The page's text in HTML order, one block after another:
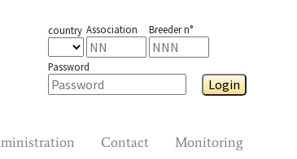
country Association Breeder n°
Password
Login
Contact Monitoring